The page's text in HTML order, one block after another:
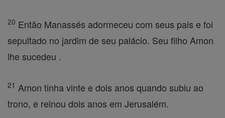
20 Então Manassés adormeceu com seus pais e foi
sepultado no jardim de seu palácio. Seu filho Amon
lhe sucedeu .
21 Amon tinha vinte e dois anos quando subiu ao
trono, e reinou dois anos em Jerusalém.